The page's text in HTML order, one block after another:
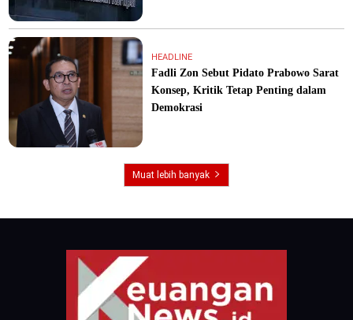
HEADLINE
Fadli Zon Sebut Pidato Prabowo Sarat
Konsep, Kritik Tetap Penting dalam
Demokrasi
Muat lebih banyak